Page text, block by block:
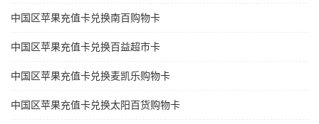
中国区苹果充值卡兑换南百购物卡
中国区苹果充值卡兑换百益超市卡
中国区苹果充值卡兑换麦凯乐购物卡
中国区苹果充值卡兑换太阳百货购物卡